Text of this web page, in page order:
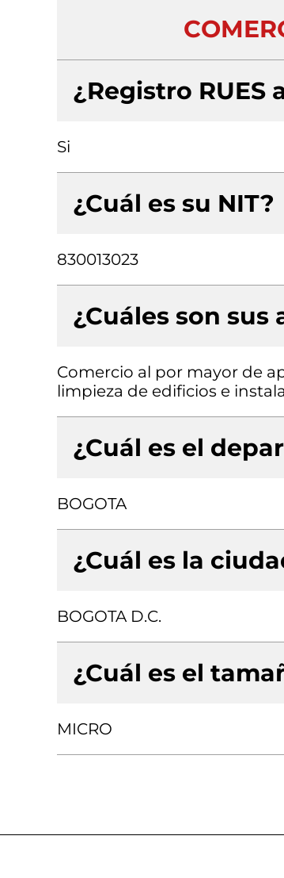
¿Registro RUES
Si
¿Cuál es su NIT?
830013023
¿Cuáles son
Comercio al por mayor de
limpieza de edificios e
¿Cuál es el
BOGOTA
¿Cuál es la
BOGOTA D.C.
¿Cuál es el
MICRO